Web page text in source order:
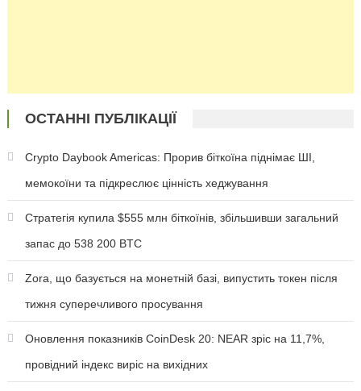
ОСТАННІ ПУБЛІКАЦІЇ
Crypto Daybook Americas: Прорив біткоїна піднімає ШІ,
мемокоїни та підкреслює цінність хеджування
Стратегія купила $555 млн біткоїнів, збільшивши загальний
запас до 538 200 BTC
Zora, що базується на монетній базі, випустить токен після
тижня суперечливого просування
Оновлення показників CoinDesk 20: NEAR зріс на 11,7%,
провідний індекс виріс на вихідних